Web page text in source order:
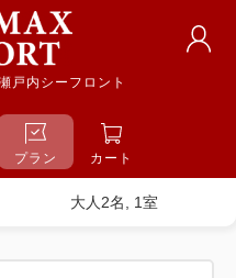
戸内シーフロント
プラン カート
大人2名, 1室